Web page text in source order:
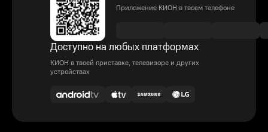
Приложение КИОН в твоем телефоне
Доступно на любых платформах
КИОН в твоей приставке, телевизоре и других
устройствах